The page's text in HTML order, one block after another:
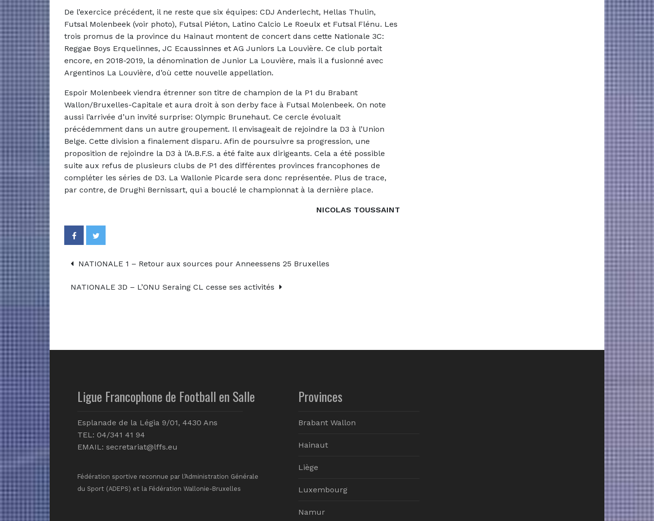
De l’exercice précédent, il ne reste que six équipes: CDJ Anderlecht, Hellas Thulin,
Futsal Molenbeek (voir photo), Futsal Piéton, Latino Calcio Le Roeulx et Futsal Flénu. Les
trois promus de la province du Hainaut montent de concert dans cette Nationale 3C:
Reggae Boys Erquelinnes, JC Ecaussinnes et AG Juniors La Louvière. Ce club portait
encore, en 2018-2019, la dénomination de Junior La Louvière, mais il a fusionné avec
Argentinos La Louvière, d’où cette nouvelle appellation.
Espoir Molenbeek viendra étrenner son titre de champion de la P1 du Brabant
Wallon/Bruxelles-Capitale et aura droit à son derby face à Futsal Molenbeek. On note
aussi l’arrivée d’un invité surprise: Olympic Brunehaut. Ce cercle évoluait
précédemment dans un autre groupement. Il envisageait de rejoindre la D3 à l’Union
Belge. Cette division a finalement disparu. Afin de poursuivre sa progression, une
proposition de rejoindre la D3 à l’A.B.F.S. a été faite aux dirigeants. Cela a été possible
suite aux refus de plusieurs clubs de P1 des différentes provinces francophones de
compléter les séries de D3. La Wallonie Picarde sera donc représentée. Plus de trace,
par contre, de Drughi Bernissart, qui a bouclé le championnat à la dernière place.
NICOLAS TOUSSAINT
NATIONALE 1 – Retour aux sources pour Anneessens 25 Bruxelles
NATIONALE 3D – L’ONU Seraing CL cesse ses activités
Ligue Francophone de Football en Salle
Esplanade de la Légia 9/01, 4430 Ans
TEL: 04/341 41 94
EMAIL: secretariat@lffs.eu
Fédération sportive reconnue par l’Administration Générale
du Sport (ADEPS) et la Fédération Wallonie-Bruxelles
Provinces
Brabant Wallon
Hainaut
Liège
Luxembourg
Namur